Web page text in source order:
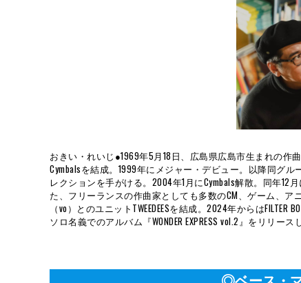
おきい・れいじ●1969年5月18日、広島県広島市生まれの作
Cymbalsを結成。1999年にメジャー・デビュー。以降同グ
レクションを手がける。2004年1月にCymbals解散。同年12
た、フリーランスの作曲家としても多数のCM、ゲーム、
（vo）とのユニットTWEEDEESを結成。2024年からは
ソロ名義でのアルバム『WONDER EXPRESS vol.2』をリリース